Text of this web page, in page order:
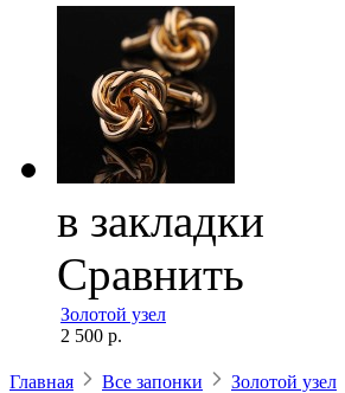
в закладки
Сравнить
Золотой узел
2 500 р.
Главная Все запонки Золотой узел